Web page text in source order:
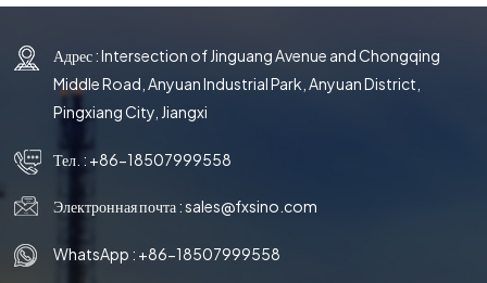
Адрес : Intersection of Jinguang Avenue and Chongqing
Middle Road, Anyuan Industrial Park, Anyuan District,
Pingxiang City, Jiangxi
Тел. : +86-18507999558
Электронная почта :sales@fxsino.com
WhatsApp : +86-18507999558